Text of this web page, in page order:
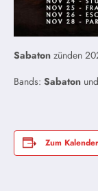
Sabaton zünden
Bands: Sabaton und
Zum